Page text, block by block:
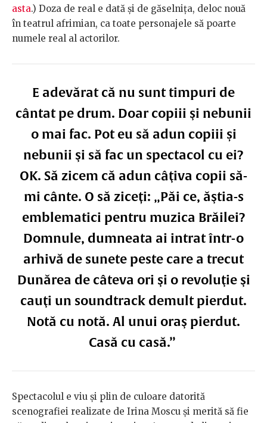
asta.) Doza de real e dată și de găselnița, deloc nouă
în teatrul afrimian, ca toate personajele să poarte
numele real al actorilor.
E adevărat că nu sunt timpuri de
cântat pe drum. Doar copiii şi nebunii
o mai fac. Pot eu să adun copiii și
nebunii şi să fac un spectacol cu ei?
OK. Să zicem că adun câţiva copii să-
mi cânte. O să ziceți: „Păi ce, ăştia-s
emblematici pentru muzica Brăilei?
Domnule, dumneata ai intrat într-o
arhivă de sunete peste care a trecut
Dunărea de câteva ori şi o revoluţie şi
cauţi un soundtrack demult pierdut.
Notă cu notă. Al unui oraş pierdut.
Casă cu casă.”
Spectacolul e viu și plin de culoare datorită
scenografiei realizate de Irina Moscu și merită să fie